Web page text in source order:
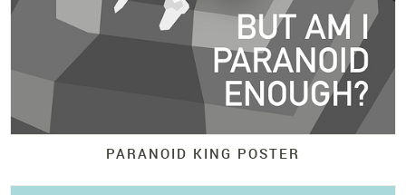
PARANOID KING POSTER